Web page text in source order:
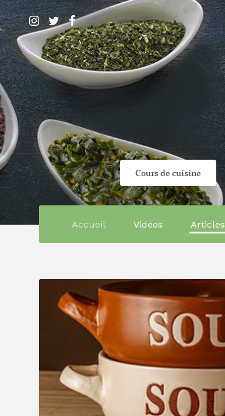
Cours de cuisine
Accueil Vidéos Articles